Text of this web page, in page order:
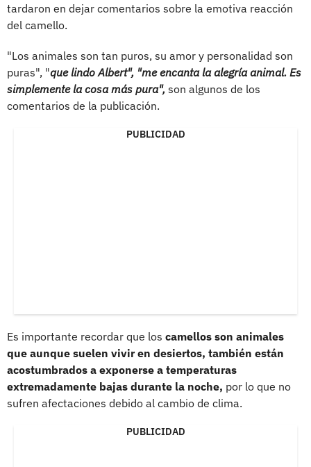
tardaron en dejar comentarios sobre la emotiva reacción
del camello.
"Los animales son tan puros, su amor y personalidad son
puras", "que lindo Albert", "me encanta la alegría animal. Es
simplemente la cosa más pura", son algunos de los
comentarios de la publicación.
PUBLICIDAD
Es importante recordar que los camellos son animales
que aunque suelen vivir en desiertos, también están
acostumbrados a exponerse a temperaturas
extremadamente bajas durante la noche, por lo que no
sufren afectaciones debido al cambio de clima.
PUBLICIDAD